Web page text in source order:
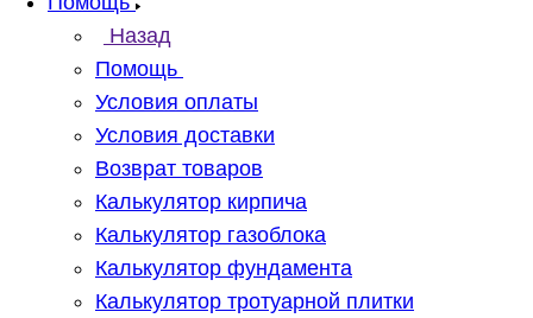
Назад
Помощь
Условия оплаты
Условия доставки
Возврат товаров
Калькулятор кирпича
Калькулятор газоблока
Калькулятор фундамента
Калькулятор тротуарной плитки